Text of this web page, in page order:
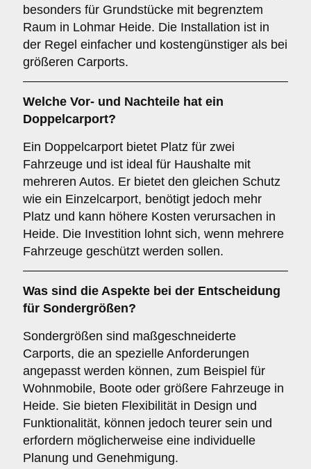
besonders für Grundstücke mit begrenztem
Raum in Lohmar Heide. Die Installation ist in
der Regel einfacher und kostengünstiger als bei
größeren Carports.
Welche Vor- und Nachteile hat ein
Doppelcarport?
Ein Doppelcarport bietet Platz für zwei
Fahrzeuge und ist ideal für Haushalte mit
mehreren Autos. Er bietet den gleichen Schutz
wie ein Einzelcarport, benötigt jedoch mehr
Platz und kann höhere Kosten verursachen in
Heide. Die Investition lohnt sich, wenn mehrere
Fahrzeuge geschützt werden sollen.
Was sind die Aspekte bei der Entscheidung
für Sondergrößen?
Sondergrößen sind maßgeschneiderte
Carports, die an spezielle Anforderungen
angepasst werden können, zum Beispiel für
Wohnmobile, Boote oder größere Fahrzeuge in
Heide. Sie bieten Flexibilität in Design und
Funktionalität, können jedoch teurer sein und
erfordern möglicherweise eine individuelle
Planung und Genehmigung.